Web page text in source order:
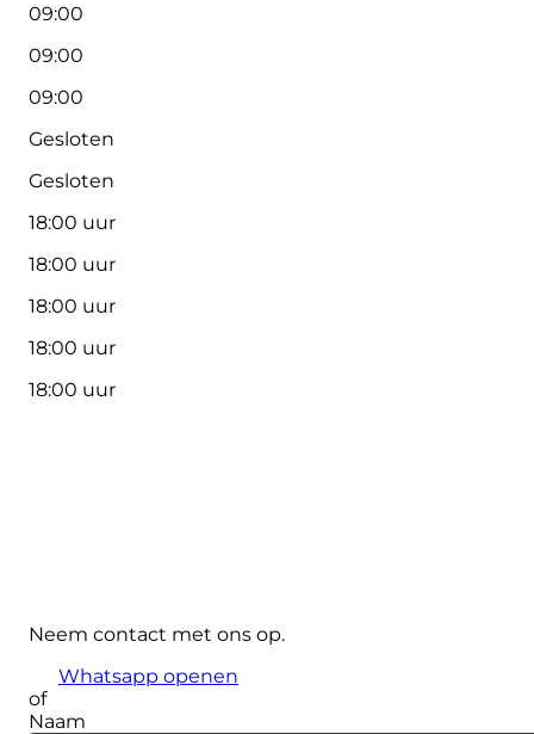
09:00
09:00
09:00
Gesloten
Gesloten
18:00 uur
18:00 uur
18:00 uur
18:00 uur
18:00 uur
Neem contact met ons op.
Whatsapp openen
of
Naam